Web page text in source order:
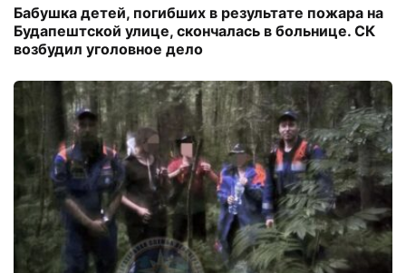
Бабушка детей, погибших в результате пожара на
Будапештской улице, скончалась в больнице. СК
возбудил уголовное дело